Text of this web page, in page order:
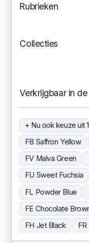
Rubrieken
Collecties
Verkrijgbaar in
+ Nu ook keuze uit
FB Saffron Yellow
FV Malva Green
FU Sweet Fuchsia
FL Powder Blue
FE Chocolate
FH Jet Black